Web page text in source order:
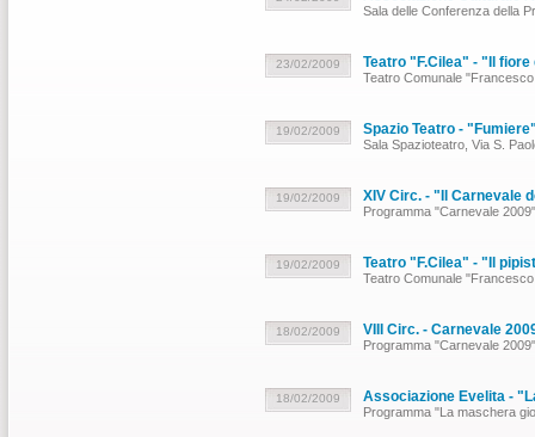
Sala delle Conferenza della
23/02/2009 Teatro "F.Cilea" - "Il
Teatro Comunale
19/02/2009 Spazio Teatro -
Sala Spazioteatro, Via S.
19/02/2009 XIV Circ. - "Il Carnevale
Programma "Carnevale
19/02/2009 Teatro "F.Cilea" - "Il
Teatro Comunale
18/02/2009 VIII Circ. - Carnevale
Programma "Carnevale
18/02/2009 Associazione Evelita -
Programma "La maschera